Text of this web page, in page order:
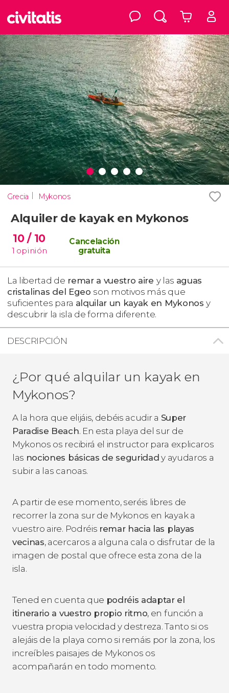
Grecia Mykonos
Alquiler de kayak en Mykonos
10/ 10
1 opinión
Cancelación
gratuita
La libertad de remar a vuestro aire y las aguas
cristalinas del Egeo son motivos más que
suficientes para alquilar un kayak en Mykonosy
descubrir la isla de forma diferente.
DESCRIPCIÓN
¿Por qué alquilar un kayak en
Mykonos?
A la hora que elijáis, debéis acudir a Super
Paradise Beach. En esta playa del sur de
Mykonos os recibirá el instructor para explicaros
las nociones básicas de seguridad y ayudaros a
subir a las canoas.
A partir de ese momento, seréis libres de
recorrer la zona sur de Mykonos en kayak a
vuestro aire. Podréis remar hacia las playas
vecinas, acercaros a alguna cala o disfrutar de la
imagen de postal que ofrece esta zona de la
isla.
Tened en cuenta que podréis adaptar el
itinerario a vuestro propio ritmo, en función a
vuestra propia velocidad y destreza. Tanto si os
alejáis de la playa como si remáis por la zona, los
increíbles paisajes de Mykonos os
acompañarán en todo momento.